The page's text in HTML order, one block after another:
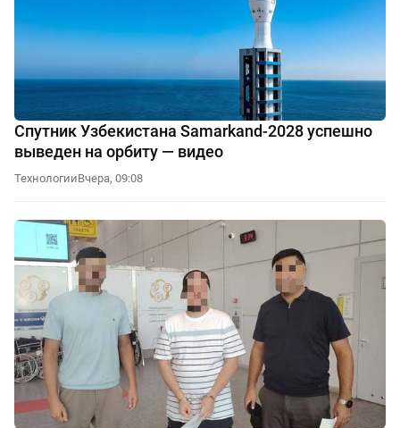
Спутник Узбекистана Samarkand-2028 успешно
выведен на орбиту — видео
ТехнологииВчера, 09:08